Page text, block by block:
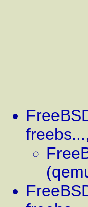
freebs...,